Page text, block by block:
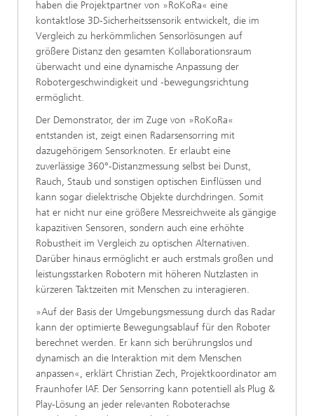
haben die Projektpartner von »RoKoRa« eine
kontaktlose 3D-Sicherheitssensorik entwickelt, die im
Vergleich zu herkömmlichen Sensorlösungen auf
größere Distanz den gesamten Kollaborationsraum
überwacht und eine dynamische Anpassung der
Robotergeschwindigkeit und ‑bewegungsrichtung
ermöglicht.
Der Demonstrator, der im Zuge von »RoKoRa«
entstanden ist, zeigt einen Radarsensorring mit
dazugehörigem Sensorknoten. Er erlaubt eine
zuverlässige 360°-Distanzmessung selbst bei Dunst,
Rauch, Staub und sonstigen optischen Einflüssen und
kann sogar dielektrische Objekte durchdringen. Somit
hat er nicht nur eine größere Messreichweite als gängige
kapazitiven Sensoren, sondern auch eine erhöhte
Robustheit im Vergleich zu optischen Alternativen.
Darüber hinaus ermöglicht er auch erstmals großen und
leistungsstarken Robotern mit höheren Nutzlasten in
kürzeren Taktzeiten mit Menschen zu interagieren.
»Auf der Basis der Umgebungsmessung durch das Radar
kann der optimierte Bewegungsablauf für den Roboter
berechnet werden. Er kann sich berührungslos und
dynamisch an die Interaktion mit dem Menschen
anpassen«, erklärt Christian Zech, Projektkoordinator am
Fraunhofer IAF. Der Sensorring kann potentiell als Plug &
Play‑Lösung an jeder relevanten Roboterachse